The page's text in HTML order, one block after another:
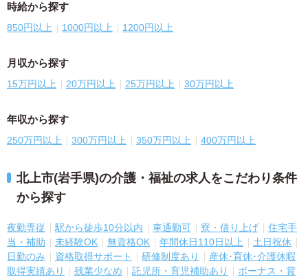
時給から探す
850円以上 1000円以上 1200円以上
月収から探す
15万円以上 20万円以上 25万円以上 30万円以上
年収から探す
250万円以上 300万円以上 350万円以上 400万円以上
北上市(岩手県)の介護・福祉の求人をこだわり条件
から探す
夜勤専従 駅から徒歩10分以内 車通勤可 寮・借り上げ
住宅手
当・補助
未経験OK 無資格OK 年間休日110日以上
土日祝休
日勤のみ
資格取得サポート 研修制度あり
産休･育休･介護休暇
取得実績あり
残業少なめ 託児所・育児補助あり
ボーナス・賞